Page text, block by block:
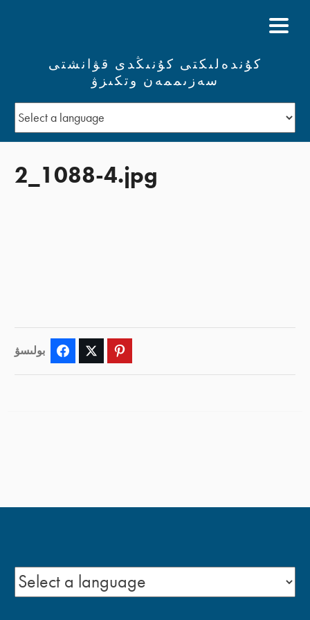
كۇندەلىكتى كۇنىڭدى قۋانشتى
سەزىممەن وتكىزۋ
2_1088-4.jpg
بولىسۋ Facebook Twitter